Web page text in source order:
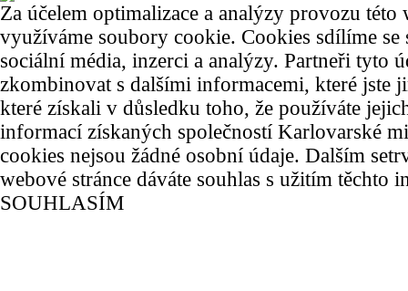
Za účelem optimalizace a analýzy provozu této
využíváme soubory cookie. Cookies sdílíme
sociální média, inzerci a analýzy. Partneři tyto
zkombinovat s dalšími informacemi, které jste
které získali v důsledku toho, že používáte
informací získaných společností Karlovarské
cookies nejsou žádné osobní údaje. Dalším
webové stránce dáváte souhlas s užitím těchto
SOUHLASÍM